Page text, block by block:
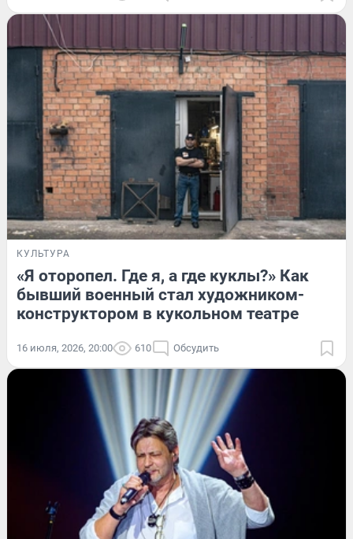
КУЛЬТУРА
«Я оторопел. Где я, а где куклы?» Как
бывший военный стал художником-
конструктором в кукольном театре
16 июля, 2026, 20:00 610 Обсудить